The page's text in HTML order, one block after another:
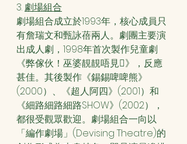
3. 劇場組合
劇場組合成立於1993年，核心成員只
有詹瑞文和甄詠蓓兩人。劇團主要演
出成人劇，1998年首次製作兒童劇
《弊傢伙！巫婆靚靚唔見》，反應
甚佳。其後製作《錫錫啤啤熊》
(2000）、《超人阿四》(2001）和
《細路細路細路SHOW》(2002），
都很受觀眾歡迎。劇場組合一向以
「編作劇場」(Devising Theatre)的